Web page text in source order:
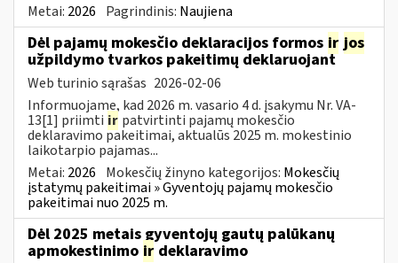
Metai: 2026 Pagrindinis: Naujiena
Dėl pajamų mokesčio deklaracijos formos ir jos
užpildymo tvarkos pakeitimų deklaruojant
Web turinio sąrašas 2026-02-06
Informuojame, kad 2026 m. vasario 4 d. įsakymu Nr. VA-
13[1] priimti ir patvirtinti pajamų mokesčio
deklaravimo pakeitimai, aktualūs 2025 m. mokestinio
laikotarpio pajamas...
Metai: 2026 Mokesčių žinyno kategorijos: Mokesčių
įstatymų pakeitimai » Gyventojų pajamų mokesčio
pakeitimai nuo 2025 m.
Dėl 2025 metais gyventojų gautų palūkanų
apmokestinimo ir deklaravimo